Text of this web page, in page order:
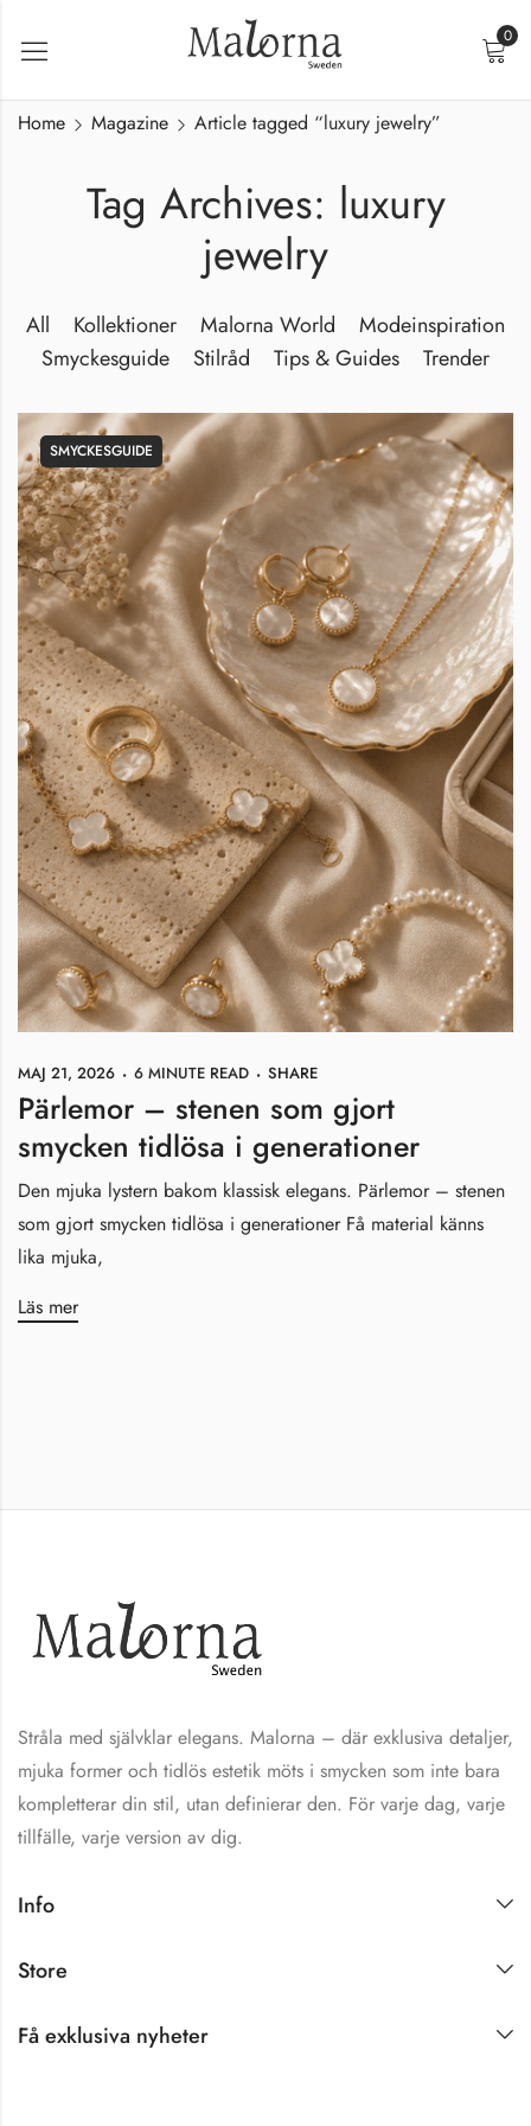
0
Tag Archives: luxury
jewelry
Home Magazine Article tagged “luxury jewelry”
All Kollektioner Malorna World
Modeinspiration
Smyckesguide
Stilråd Tips & Guides Trender
SMYCKESGUIDE
MAJ 21, 2026 6 MINUTE READ SHARE
Pärlemor – stenen som gjort
smycken tidlösa i generationer
Den mjuka lystern bakom klassisk elegans. Pärlemor – stenen
som gjort smycken tidlösa i generationer Få material känns
lika mjuka,
Läs mer
Stråla med självklar elegans. Malorna – där exklusiva detaljer,
mjuka former och tidlös estetik möts i smycken som inte bara
kompletterar din stil, utan definierar den. För varje dag, varje
tillfälle, varje version av dig.
Info
Store
Få exklusiva nyheter